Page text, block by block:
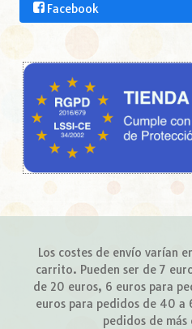
Facebook
Los costes de envío varían
carrito. Pueden ser de 7
de 20 euros, 6 euros para
euros para pedidos de 40
pedidos de